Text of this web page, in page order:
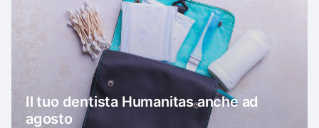
Il tuo dentista Humanitas anche ad
agosto